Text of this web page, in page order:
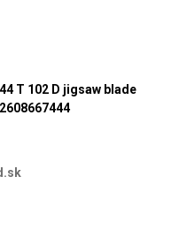
T 102 D jigsaw blade